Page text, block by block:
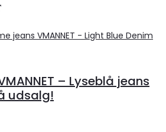
– Lyseblå jeans
udsalg!